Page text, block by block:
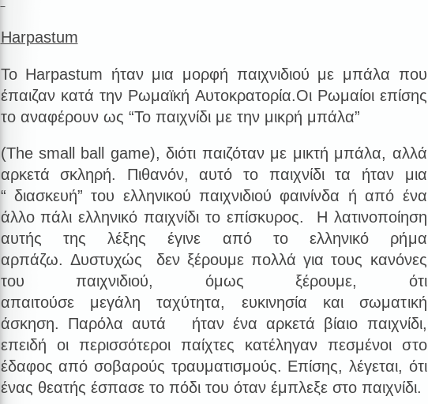
Harpastum
Το Harpastum ήταν μια μορφή παιχνιδιού με μπάλα που
έπαιζαν κατά την Ρωμαϊκή Αυτοκρατορία.Οι Ρωμαίοι επίσης
το αναφέρουν ως “Το παιχνίδι με την μικρή μπάλα”
(The small ball game), διότι παιζόταν με μικτή μπάλα, αλλά
αρκετά σκληρή. Πιθανόν, αυτό το παιχνίδι τα ήταν μια
“ διασκευή” του ελληνικού παιχνιδιού φαινίνδα ή από ένα
άλλο πάλι ελληνικό παιχνίδι το επίσκυρος. Η λατινοποίηση
αυτής της λέξης έγινε από το ελληνικό ρήμα
αρπάζω. Δυστυχώς δεν ξέρουμε πολλά για τους κανόνες
του παιχνιδιού, όμως ξέρουμε, ότι
απαιτούσε μεγάλη ταχύτητα, ευκινησία και σωματική
άσκηση. Παρόλα αυτά ήταν ένα αρκετά βίαιο παιχνίδι,
επειδή οι περισσότεροι παίχτες κατέληγαν πεσμένοι στο
έδαφος από σοβαρούς τραυματισμούς. Επίσης, λέγεται, ότι
ένας θεατής έσπασε το πόδι του όταν έμπλεξε στο παιχνίδι.